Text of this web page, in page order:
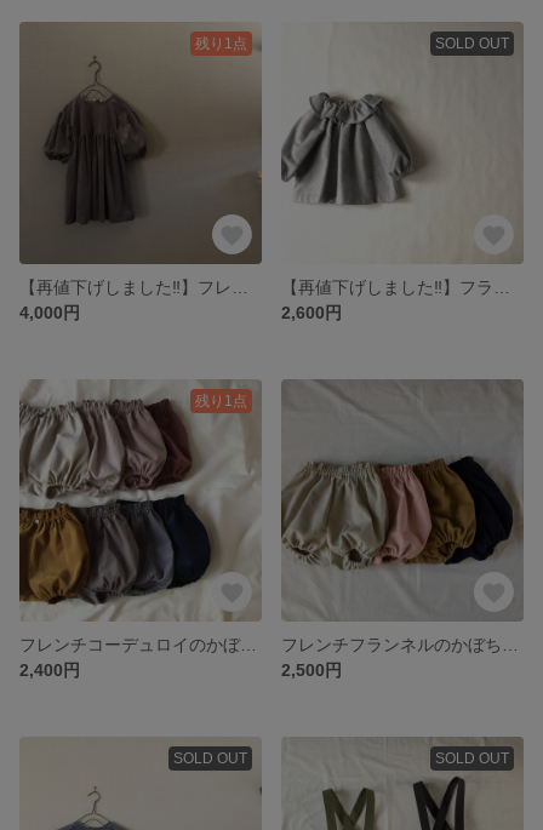
残り1点
4,000円
SOLD OUT
2,600円
残り1点
フレンチコーデュロイのかぼちゃパンツ ベビーブルマ 70/80/90/100
2,400円
2,500円
SOLD OUT SOLD OUT